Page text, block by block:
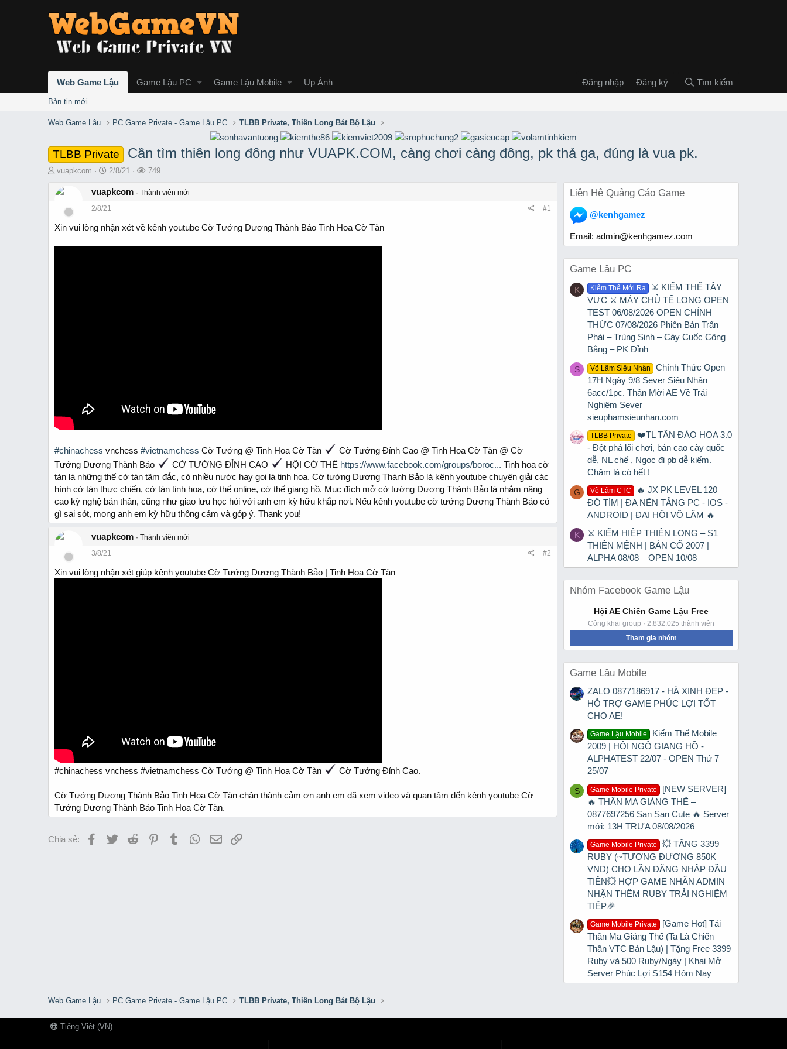
Web Game Lậu Game Lậu PC Game Lậu Mobile Up Ảnh Đăng nhập Đăng ký Tìm kiếm
Bản tin mới
Web Game Lậu PC Game Private - Game Lậu PC TLBB Private, Thiên Long Bát Bộ Lậu
TLBB Private Cần tìm thiên long đông như VUAPK.COM, càng chơi càng đông, pk thả ga, đúng là vua pk.
T
r
d
s
t
vuapkcom
S
a
t
d
a
t
2/8/21
L
ợ
e
m
749
vuapkcom
Thành viên mới
2/8/21
#1
Xin vui lòng nhận xét về kênh youtube Cờ Tướng Dương Thành Bảo Tinh Hoa Cờ Tàn
#chinachess vnchess #vietnamchess Cờ Tướng @ Tinh Hoa Cờ Tàn
Cờ Tướng Đỉnh Cao @ Tinh Hoa Cờ Tàn @ Cờ
Tướng Dương Thành Bảo
CỜ TƯỚNG ĐỈNH CAO HỘI CỜ THẾ https://www.facebook.com/groups/boroc... Tinh hoa cờ
tàn là những thế cờ tàn tâm đắc, có nhiều nước hay gọi là tinh hoa. Cờ tướng Dương Thành Bảo là kênh youtube chuyên giải các
hình cờ tàn thực chiến, cờ tàn tinh hoa, cờ thế online, cờ thế giang hồ. Mục đích mở cờ tướng Dương Thành Bảo là nhằm nâng
cao kỳ nghệ bản thân, cũng như giao lưu học hỏi với anh em kỳ hữu khắp nơi. Nếu kênh youtube cờ tướng Dương Thành Bảo có
gì sai sót, mong anh em kỳ hữu thông cảm và góp ý. Thank you!
vuapkcom
Thành viên mới
3/8/21
#2
Xin vui lòng nhận xét giúp kênh youtube Cờ Tướng Dương Thành Bảo | Tinh Hoa Cờ Tàn
#chinachess vnchess #vietnamchess Cờ Tướng @ Tinh Hoa Cờ Tàn Cờ Tướng Đỉnh Cao.
Cờ Tướng Dương Thành Bảo Tinh Hoa Cờ Tàn chân thành cảm ơn anh em đã xem video và quan tâm đến kênh youtube Cờ
Tướng Dương Thành Bảo Tinh Hoa Cờ Tàn.
Chia sẻ: Facebook
TwitterReddit PinterestTumblr WhatsApp
EmailLink
Liên Hệ Quảng Cáo Game
@kenhgamez
Email: admin@kenhgamez.com
Game Lậu PC
K Kiếm Thế Mới Ra
⚔️ KIẾM THẾ TÂY
VỰC ⚔️ MÁY CHỦ TẾ LONG OPEN
TEST 06/08/2026 OPEN CHÍNH
THỨC 07/08/2026 Phiên Bản Trấn
Phái – Trùng Sinh – Cày Cuốc Công
Bằng – PK Đỉnh
S Võ Lâm Siêu Nhân
Chính Thức Open
17H Ngày 9/8 Sever Siêu Nhân
6acc/1pc. Thân Mời AE Về Trải
Nghiệm Sever
sieuphamsieunhan.com
TLBB Private
❤️TL TÂN ĐÀO HOA 3.0
- Đột phá lối chơi, bản cao cày quốc
dễ, NL chế , Ngọc đi pb dễ kiếm.
Chăm là có hết !
G Võ Lâm CTC
🔥 JX PK LEVEL 120
ĐỒ TÍM | ĐA NỀN TẢNG PC - IOS -
ANDROID | ĐẠI HỘI VÕ LÂM 🔥
K
⚔ KIẾM HIỆP THIÊN LONG – S1
THIÊN MỆNH | BẢN CỔ 2007 |
ALPHA 08/08 – OPEN 10/08
Nhóm Facebook Game Lậu
Hội AE Chiến Game Lậu Free
Công khai group · 2.832.025 thành viên
Tham gia nhóm
Game Lậu Mobile
ZALO 0877186917 - HÀ XINH ĐẸP -
HỖ TRỢ GAME PHÚC LỢI TỐT
CHO AE!
Game Lậu Mobile
Kiếm Thế Mobile
2009 | HỘI NGỘ GIANG HỒ -
ALPHATEST 22/07 - OPEN Thứ 7
25/07
S Game Mobile Private
[NEW SERVER]
🔥 THẦN MA GIÁNG THẾ –
0877697256 San San Cute 🔥 Server
mới: 13H TRƯA 08/08/2026
Game Mobile Private
💥 TẶNG 3399
RUBY (~TƯƠNG ĐƯƠNG 850K
VND) CHO LẦN ĐĂNG NHẬP ĐẦU
TIÊN💥 HỢP GAME NHẮN ADMIN
NHẬN THÊM RUBY TRẢI NGHIỆM
TIẾP🎉
Game Mobile Private
[Game Hot] Tải
Thần Ma Giáng Thế (Ta Là Chiến
Thần VTC Bản Lậu) | Tặng Free 3399
Ruby và 500 Ruby/Ngày | Khai Mở
Server Phúc Lợi S154 Hôm Nay
Web Game Lậu PC Game Private - Game Lậu PC TLBB Private, Thiên Long Bát Bộ Lậu
Tiếng Việt (VN)